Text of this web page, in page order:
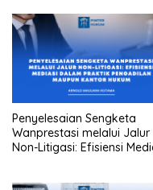
Penyelesaian Sengketa
Wanprestasi melalui Jalur
Non-Litigasi: Efisiensi